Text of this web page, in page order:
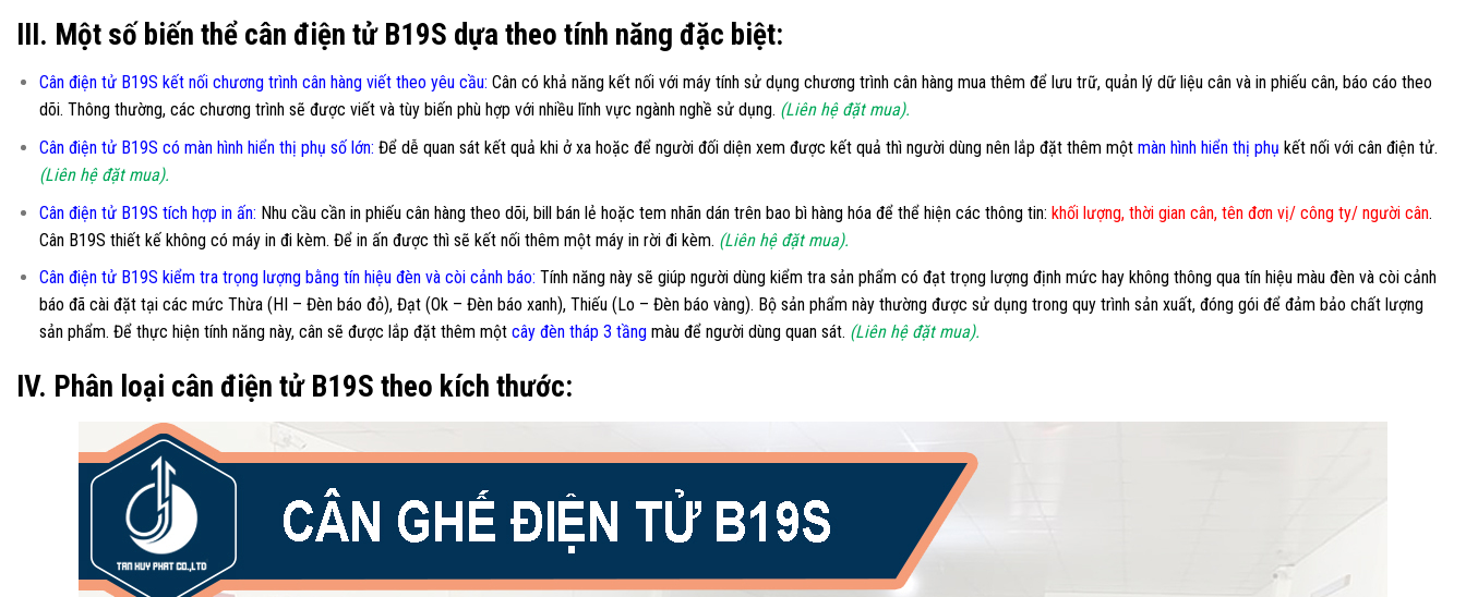
III. Một số biến thể cân điện tử B19S dựa theo tính năng đặc biệt:
Cân điện tử B19S kết nối chương trình cân hàng viết theo yêu cầu: Cân có khả năng kết nối với máy tính sử dụng chương trình cân hàng mua thêm để lưu trữ, quản lý dữ liệu cân và in phiếu cân, báo cáo theo
dõi. Thông thường, các chương trình sẽ được viết và tùy biến phù hợp với nhiều lĩnh vực ngành nghề sử dụng. (Liên hệ đặt mua).
Cân điện tử B19S có màn hình hiển thị phụ số lớn: Để dễ quan sát kết quả khi ở xa hoặc để người đối diện xem được kết quả thì người dùng nên lắp đặt thêm một màn hình hiển thị phụ kết nối với cân điện tử.
(Liên hệ đặt mua).
Cân điện tử B19S tích hợp in ấn: Nhu cầu cần in phiếu cân hàng theo dõi, bill bán lẻ hoặc tem nhãn dán trên bao bì hàng hóa để thể hiện các thông tin: khối lượng, thời gian cân, tên đơn vị/ công ty/ người cân.
Cân B19S thiết kế không có máy in đi kèm. Để in ấn được thì sẽ kết nối thêm một máy in rời đi kèm. (Liên hệ đặt mua).
Cân điện tử B19S kiểm tra trọng lượng bằng tín hiệu đèn và còi cảnh báo: Tính năng này sẽ giúp người dùng kiểm tra sản phẩm có đạt trọng lượng định mức hay không thông qua tín hiệu màu đèn và còi cảnh
báo đã cài đặt tại các mức Thừa (HI – Đèn báo đỏ), Đạt (Ok – Đèn báo xanh), Thiếu (Lo – Đèn báo vàng). Bộ sản phẩm này thường được sử dụng trong quy trình sản xuất, đóng gói để đảm bảo chất lượng
sản phẩm. Để thực hiện tính năng này, cân sẽ được lắp đặt thêm một cây đèn tháp 3 tầngmàu để người dùng quan sát. (Liên hệ đặt mua).
IV. Phân loại cân điện tử B19S theo kích thước: